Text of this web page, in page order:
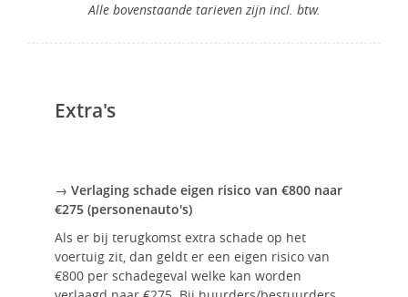
Alle bovenstaande tarieven zijn incl. btw.
Extra's
→ Verlaging schade eigen risico van €800 naar
€275 (personenauto's)
Als er bij terugkomst extra schade op het
voertuig zit, dan geldt er een eigen risico van
€800 per schadegeval welke kan worden